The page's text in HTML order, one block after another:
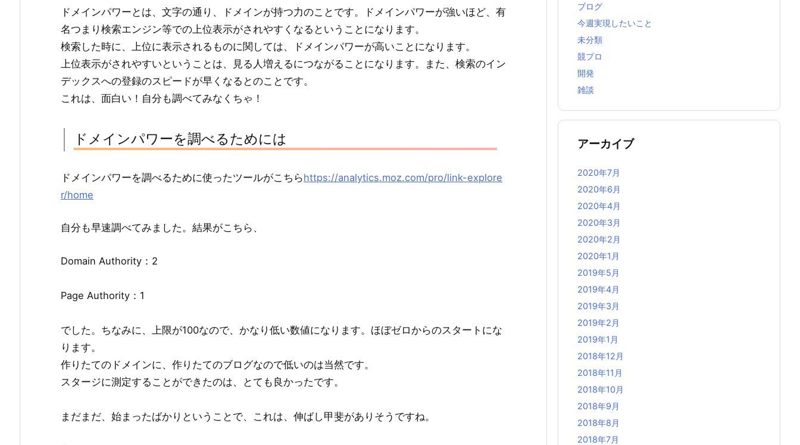
ドメインパワーとは、文字の通り、ドメインが持つ力のことです。ドメインパワーが強いほど、有
名つまり検索エンジン等での上位表示がされやすくなるということになります。
検索した時に、上位に表示されるものに関しては、ドメインパワーが高いことになります。
上位表示がされやすいということは、見る人増えるにつながることになります。また、検索のイン
デックスへの登録のスピードが早くなるとのことです。
これは、面白い！自分も調べてみなくちゃ！
ドメインパワーを調べるためには
ドメインパワーを調べるために使ったツールがこちらhttps://analytics.moz.com/pro/link-explore
r/home
自分も早速調べてみました。結果がこちら、
Domain Authority：2
Page Authority：1
でした。ちなみに、上限が100なので、かなり低い数値になります。ほぼゼロからのスタートにな
ります。
作りたてのドメインに、作りたてのブログなので低いのは当然です。
スタージに測定することができたのは、とても良かったです。
まだまだ、始まったばかりということで、これは、伸ばし甲斐がありそうですね。
ブログ
今週実現したいこと
未分類
競プロ
開発
雑談
アーカイブ
2020年7月
2020年6月
2020年4月
2020年3月
2020年2月
2020年1月
2019年5月
2019年4月
2019年3月
2019年2月
2019年1月
2018年12月
2018年11月
2018年10月
2018年9月
2018年8月
2018年7月